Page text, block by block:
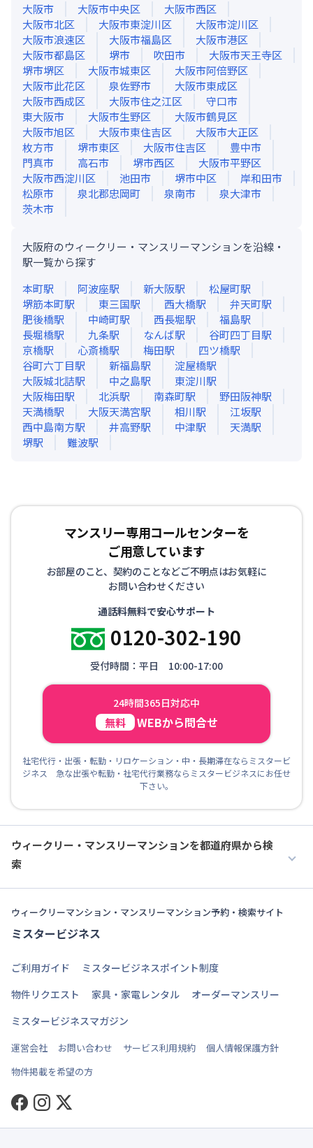
大阪市
大阪市中央区
大阪市西区
大阪市北区
大阪市東淀川区
大阪市淀川区
大阪市浪速区
大阪市福島区
大阪市港区
大阪市都島区
堺市 吹田市
大阪市天王寺区
堺市堺区
大阪市城東区
大阪市阿倍野区
大阪市此花区
泉佐野市
大阪市東成区
大阪市西成区
大阪市住之江区
守口市
東大阪市
大阪市生野区
大阪市鶴見区
大阪市旭区
大阪市東住吉区
大阪市大正区
枚方市
堺市東区 大阪市住吉区
豊中市
門真市
高石市 堺市西区
大阪市平野区
大阪市西淀川区
池田市 堺市中区
岸和田市
松原市
泉北郡忠岡町 泉南市
泉大津市
茨木市
大阪府のウィークリー・マンスリーマンションを沿線・
駅一覧から探す
本町駅 阿波座駅 新大阪駅 松屋町駅
堺筋本町駅 東三国駅 西大橋駅 弁天町駅
肥後橋駅 中崎町駅 西長堀駅 福島駅
長堀橋駅 九条駅 なんば駅 谷町四丁目駅
京橋駅 心斎橋駅 梅田駅 四ツ橋駅
谷町六丁目駅 新福島駅 淀屋橋駅
大阪城北詰駅 中之島駅 東淀川駅
大阪梅田駅 北浜駅 南森町駅 野田阪神駅
天満橋駅 大阪天満宮駅 相川駅 江坂駅
西中島南方駅 井高野駅 中津駅 天満駅
堺駅 難波駅
マンスリー専用コールセンターを
ご用意しています
お部屋のこと、契約のことなどご不明点はお気軽に
お問い合わせください
通話料無料で安心サポート
0120-302-190
受付時間：平日 10:00-17:00
24時間365日対応中
無料 WEBから問合せ
社宅代行・出張・転勤・リロケーション・中・長期滞在ならミスタービ
ジネス 急な出張や転勤・社宅代行業務ならミスタービジネスにお任せ
下さい。
ウィークリー・マンスリーマンションを都道府県から検
索
ウィークリーマンション・マンスリーマンション予約・検索サイト
ミスタービジネス
ご利用ガイド
ミスタービジネスポイント制度
物件リクエスト
家具・家電レンタル
オーダーマンスリー
ミスタービジネスマガジン
運営会社 お問い合わせ サービス利用規約
個人情報保護方針
物件掲載を希望の方
Facebook
Instagram
Twitter